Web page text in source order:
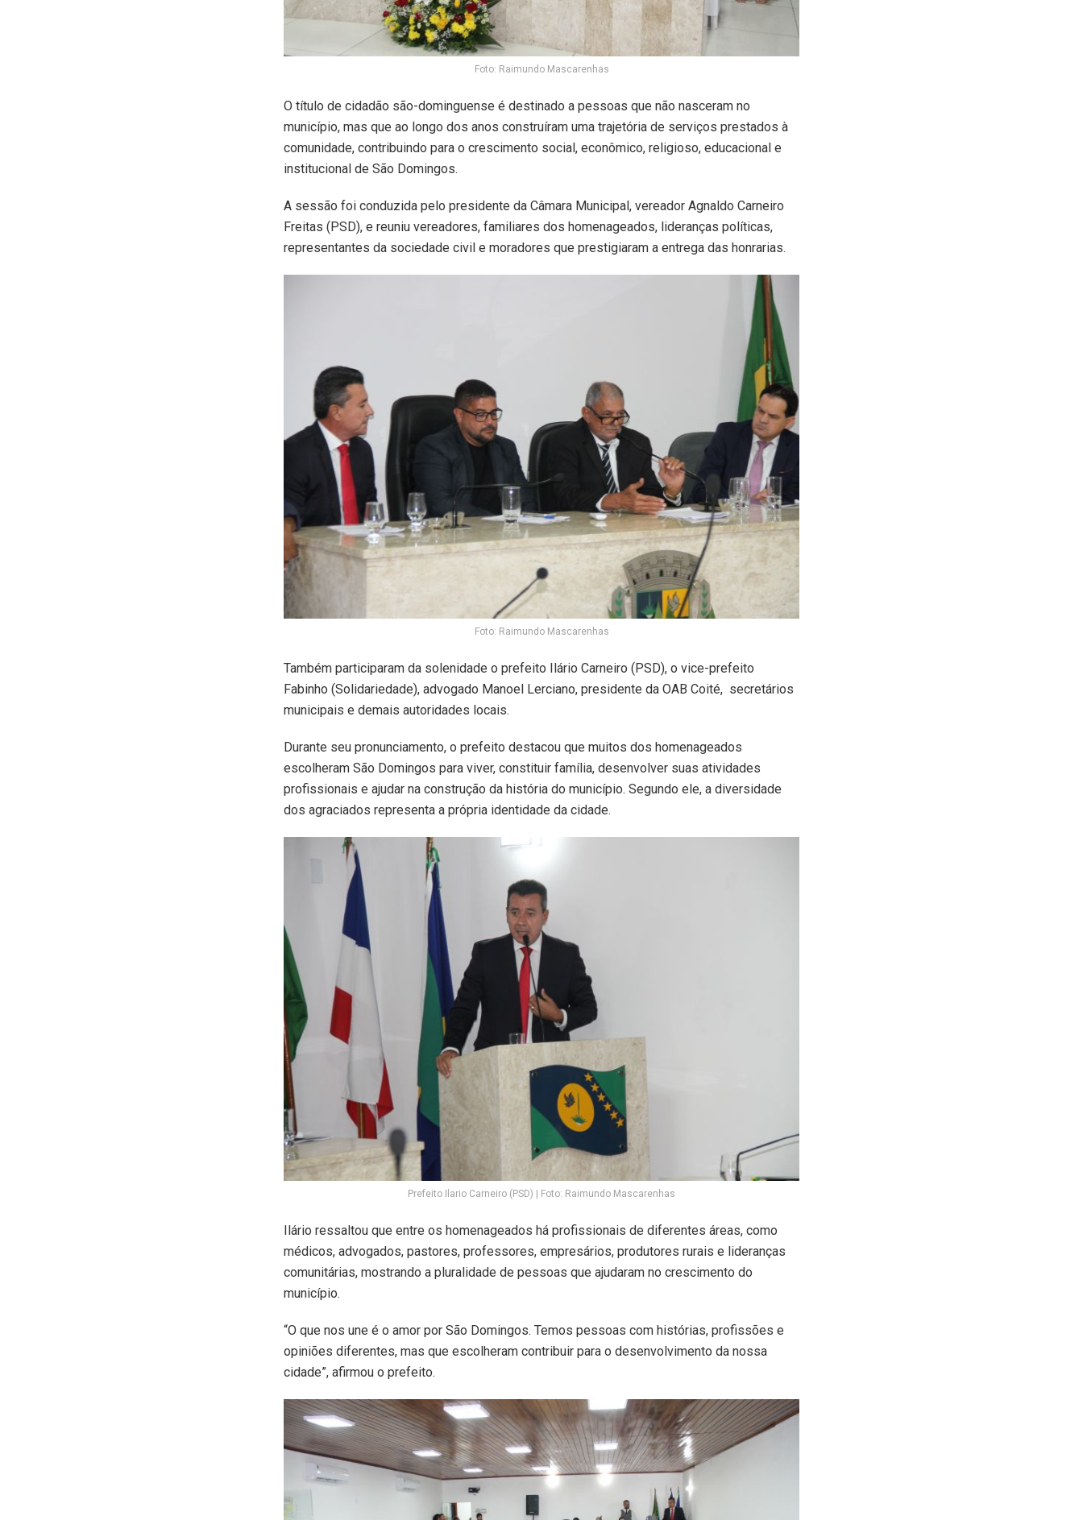
Foto: Raimundo Mascarenhas
O título de cidadão são-dominguense é destinado a pessoas que não nasceram no
município, mas que ao longo dos anos construíram uma trajetória de serviços prestados à
comunidade, contribuindo para o crescimento social, econômico, religioso, educacional e
institucional de São Domingos.
A sessão foi conduzida pelo presidente da Câmara Municipal, vereador Agnaldo Carneiro
Freitas (PSD), e reuniu vereadores, familiares dos homenageados, lideranças políticas,
representantes da sociedade civil e moradores que prestigiaram a entrega das honrarias.
Foto: Raimundo Mascarenhas
Também participaram da solenidade o prefeito Ilário Carneiro (PSD), o vice-prefeito
Fabinho (Solidariedade), advogado Manoel Lerciano, presidente da OAB Coité, secretários
municipais e demais autoridades locais.
Durante seu pronunciamento, o prefeito destacou que muitos dos homenageados
escolheram São Domingos para viver, constituir família, desenvolver suas atividades
profissionais e ajudar na construção da história do município. Segundo ele, a diversidade
dos agraciados representa a própria identidade da cidade.
Prefeito Ilario Carneiro (PSD) | Foto: Raimundo Mascarenhas
Ilário ressaltou que entre os homenageados há profissionais de diferentes áreas, como
médicos, advogados, pastores, professores, empresários, produtores rurais e lideranças
comunitárias, mostrando a pluralidade de pessoas que ajudaram no crescimento do
município.
“O que nos une é o amor por São Domingos. Temos pessoas com histórias, profissões e
opiniões diferentes, mas que escolheram contribuir para o desenvolvimento da nossa
cidade”, afirmou o prefeito.